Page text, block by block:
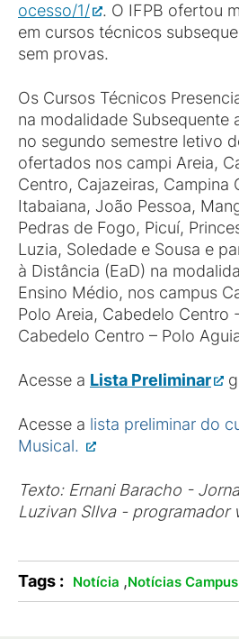
ocesso/1/
. O IFPB ofertou
em cursos técnicos
sem provas.
Os Cursos Técnicos
na modalidade Subsequente
no segundo semestre letivo
ofertados nos campi Areia,
Centro, Cajazeiras, Campina
Itabaiana, João Pessoa,
Pedras de Fogo, Picuí,
Luzia, Soledade e Sousa e
à Distância (EaD) na
Ensino Médio, nos campus
Polo Areia, Cabedelo Centro
Cabedelo Centro – Polo
Acesse a Lista Preliminar
Acesse a lista preliminar do
Musical.
Texto: Ernani Baracho -
Luzivan SIlva - programador
Tags : Notícia ,Notícias